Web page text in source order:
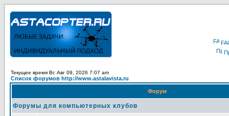
Текущее время Вс Авг 09, 2026 7:07 am
Список форумов http://www.astalavista.ru
Форум
Форумы для компьютерных клубов